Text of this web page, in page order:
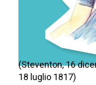
(Steventon, 16
18 luglio 1817)